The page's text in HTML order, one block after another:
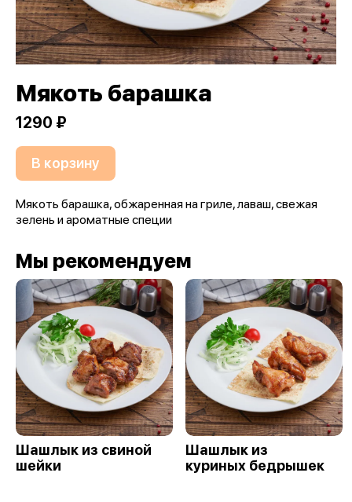
Мякоть барашка
1290 ₽
В корзину
Мякоть барашка, обжаренная на гриле, лаваш, свежая
зелень и ароматные специи
Мы рекомендуем
Шашлык из свиной
шейки
Шашлык из
куриных бедрышек